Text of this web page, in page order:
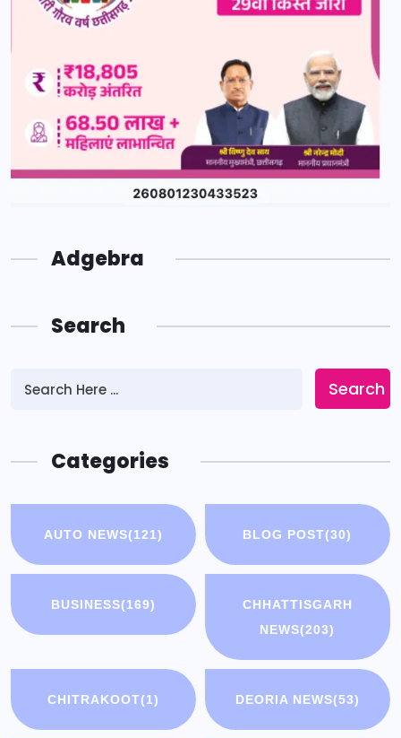
Adgebra
Search
Search
Categories
AUTO NEWS(121) BLOG POST(30)
BUSINESS(169)
CHHATTISGARH
NEWS(203)
CHITRAKOOT(1) DEORIA NEWS(53)